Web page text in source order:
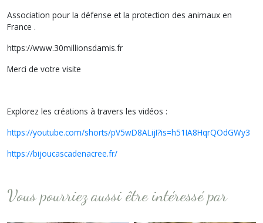
Association pour la défense et la protection des animaux en
France .
https://www.30millionsdamis.fr
Merci de votre visite
Explorez les créations à travers les vidéos :
https://youtube.com/shorts/pV5wD8ALijI?is=h51IA8HqrQOdGWy3
https://bijoucascadenacree.fr/
Vous pourriez aussi être intéressé par